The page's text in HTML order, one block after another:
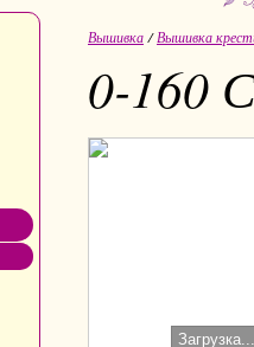
Вышивка /Вышивка
0-160